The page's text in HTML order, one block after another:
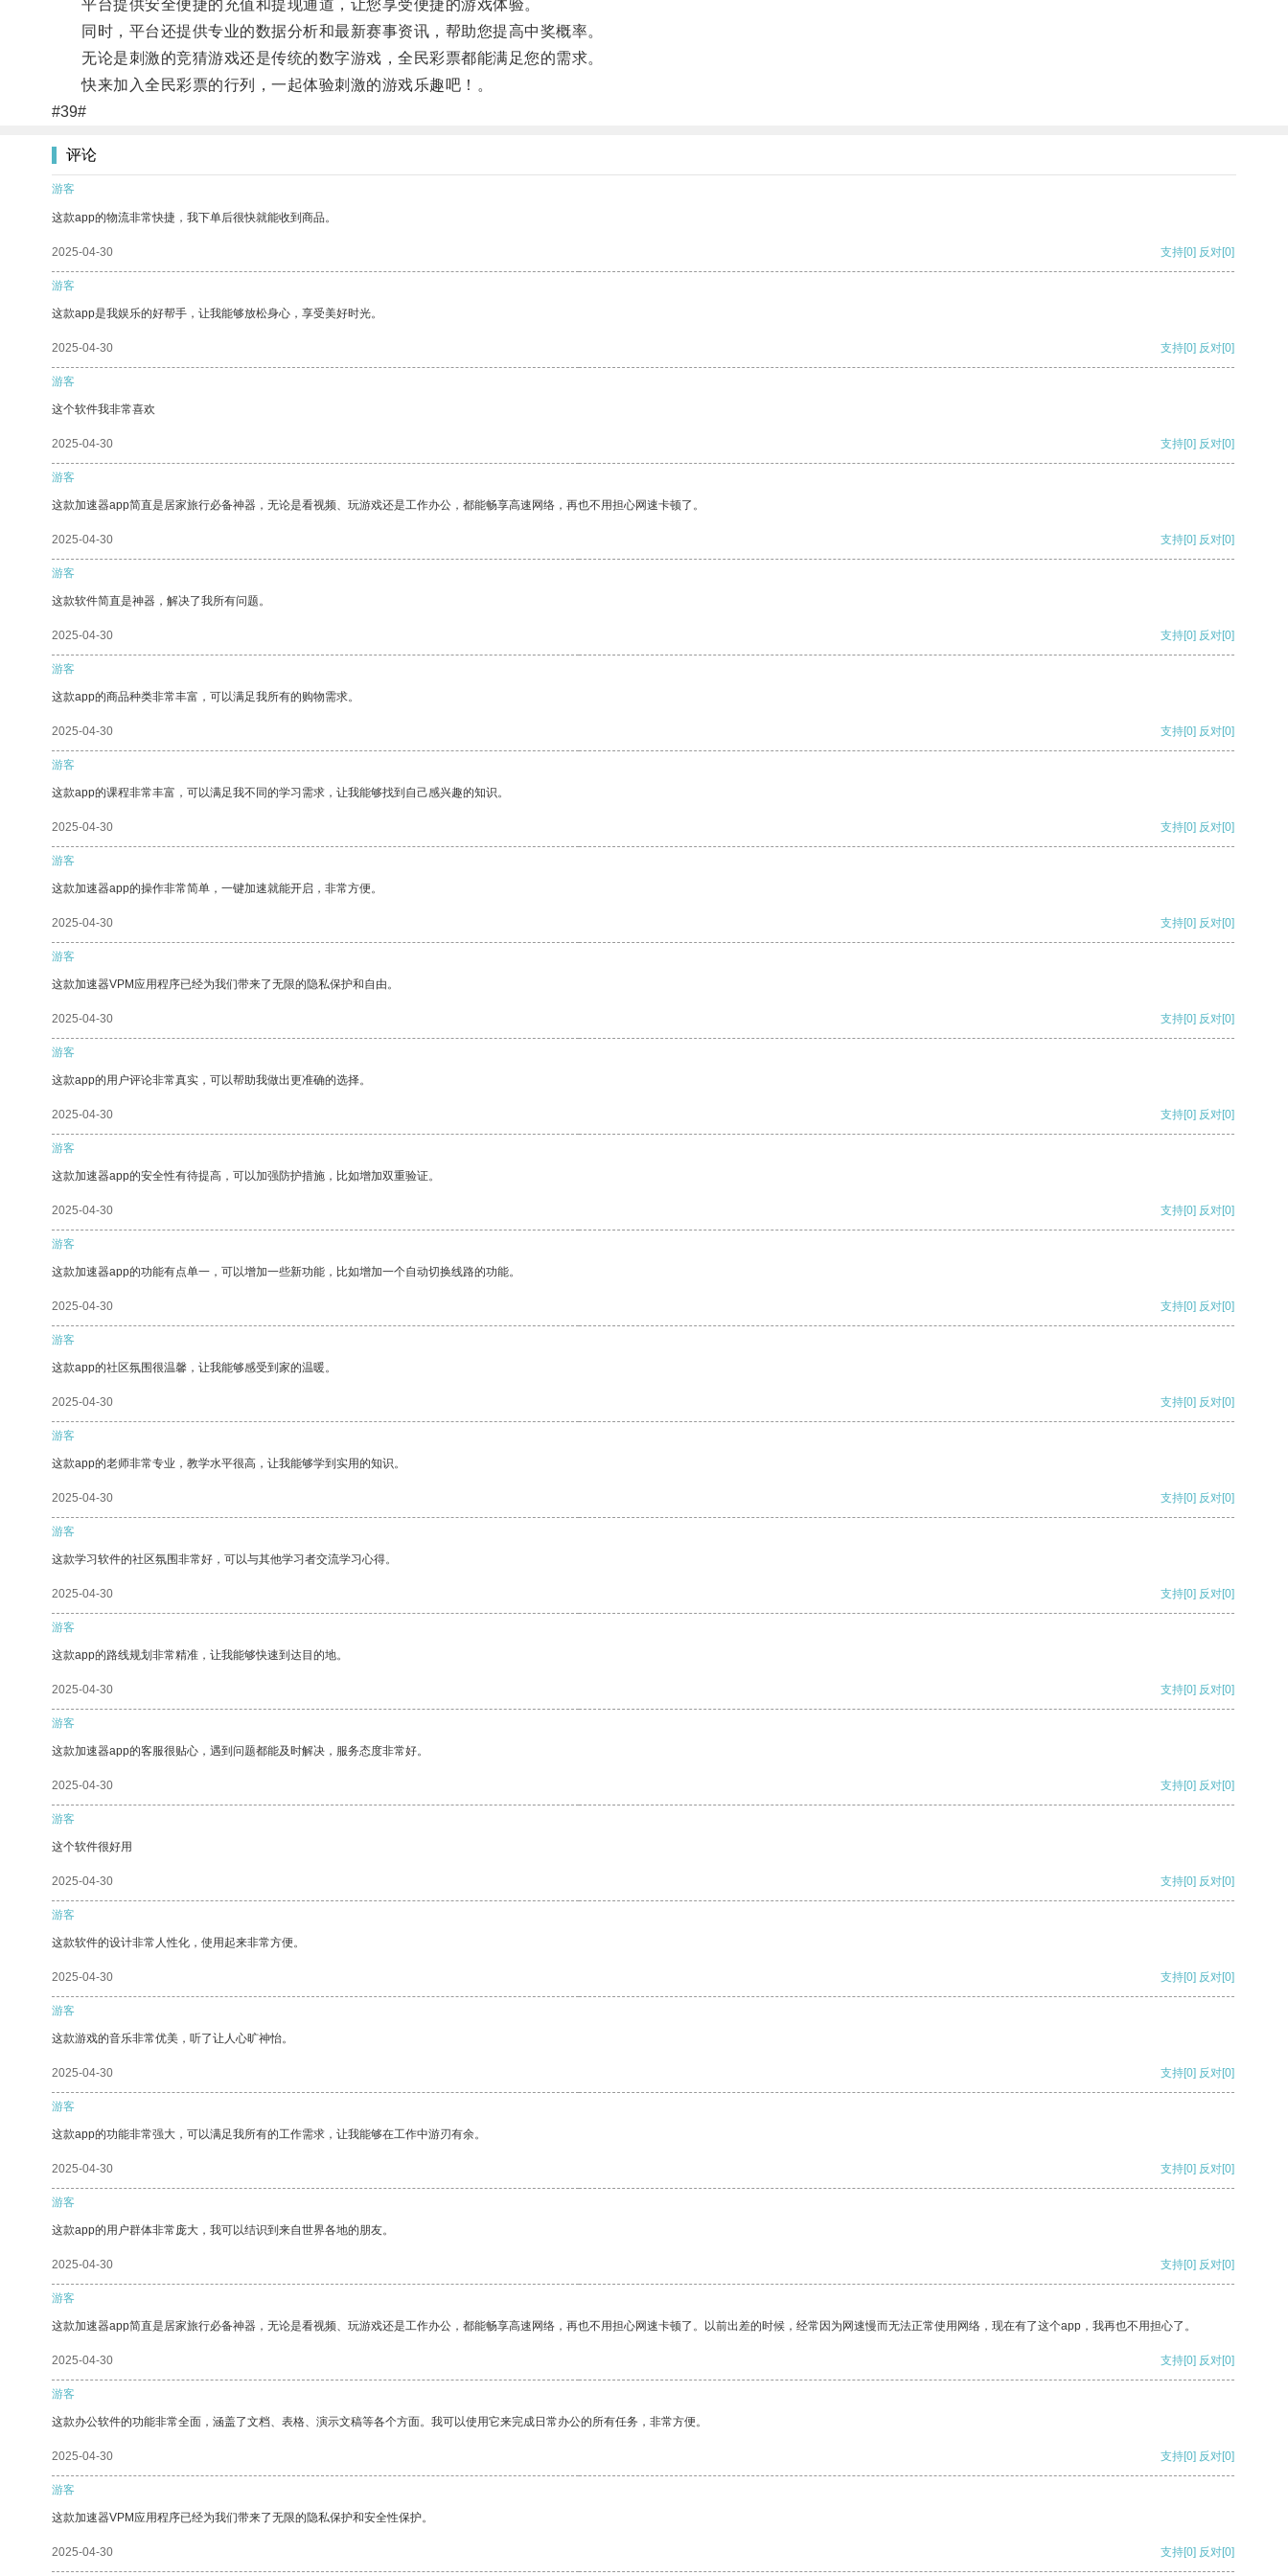
平台提供安全便捷的充值和提现通道，让您享受便捷的游戏体验。
同时，平台还提供专业的数据分析和最新赛事资讯，帮助您提高中奖概率。
无论是刺激的竞猜游戏还是传统的数字游戏，全民彩票都能满足您的需求。
快来加入全民彩票的行列，一起体验刺激的游戏乐趣吧！。
#39#
评论
游客
这款app的物流非常快捷，我下单后很快就能收到商品。
2025-04-30 支持[0] 反对[0]
游客
这款app是我娱乐的好帮手，让我能够放松身心，享受美好时光。
2025-04-30 支持[0] 反对[0]
游客
这个软件我非常喜欢
2025-04-30 支持[0] 反对[0]
游客
这款加速器app简直是居家旅行必备神器，无论是看视频、玩游戏还是工作办公，都能畅享高速网络，再也不用担心网速卡顿了。
2025-04-30 支持[0] 反对[0]
游客
这款软件简直是神器，解决了我所有问题。
2025-04-30 支持[0] 反对[0]
游客
这款app的商品种类非常丰富，可以满足我所有的购物需求。
2025-04-30 支持[0] 反对[0]
游客
这款app的课程非常丰富，可以满足我不同的学习需求，让我能够找到自己感兴趣的知识。
2025-04-30 支持[0] 反对[0]
游客
这款加速器app的操作非常简单，一键加速就能开启，非常方便。
2025-04-30 支持[0] 反对[0]
游客
这款加速器VPM应用程序已经为我们带来了无限的隐私保护和自由。
2025-04-30 支持[0] 反对[0]
游客
这款app的用户评论非常真实，可以帮助我做出更准确的选择。
2025-04-30 支持[0] 反对[0]
游客
这款加速器app的安全性有待提高，可以加强防护措施，比如增加双重验证。
2025-04-30 支持[0] 反对[0]
游客
这款加速器app的功能有点单一，可以增加一些新功能，比如增加一个自动切换线路的功能。
2025-04-30 支持[0] 反对[0]
游客
这款app的社区氛围很温馨，让我能够感受到家的温暖。
2025-04-30 支持[0] 反对[0]
游客
这款app的老师非常专业，教学水平很高，让我能够学到实用的知识。
2025-04-30 支持[0] 反对[0]
游客
这款学习软件的社区氛围非常好，可以与其他学习者交流学习心得。
2025-04-30 支持[0] 反对[0]
游客
这款app的路线规划非常精准，让我能够快速到达目的地。
2025-04-30 支持[0] 反对[0]
游客
这款加速器app的客服很贴心，遇到问题都能及时解决，服务态度非常好。
2025-04-30 支持[0] 反对[0]
游客
这个软件很好用
2025-04-30 支持[0] 反对[0]
游客
这款软件的设计非常人性化，使用起来非常方便。
2025-04-30 支持[0] 反对[0]
游客
这款游戏的音乐非常优美，听了让人心旷神怡。
2025-04-30 支持[0] 反对[0]
游客
这款app的功能非常强大，可以满足我所有的工作需求，让我能够在工作中游刃有余。
2025-04-30 支持[0] 反对[0]
游客
这款app的用户群体非常庞大，我可以结识到来自世界各地的朋友。
2025-04-30 支持[0] 反对[0]
游客
这款加速器app简直是居家旅行必备神器，无论是看视频、玩游戏还是工作办公，都能畅享高速网络，再也不用担心网速卡顿了。以前出差的时候，经常因为网速慢而无法正常使用网络，现在有了这个app，我再也不用担心了。
2025-04-30 支持[0] 反对[0]
游客
这款办公软件的功能非常全面，涵盖了文档、表格、演示文稿等各个方面。我可以使用它来完成日常办公的所有任务，非常方便。
2025-04-30 支持[0] 反对[0]
游客
这款加速器VPM应用程序已经为我们带来了无限的隐私保护和安全性保护。
2025-04-30 支持[0] 反对[0]